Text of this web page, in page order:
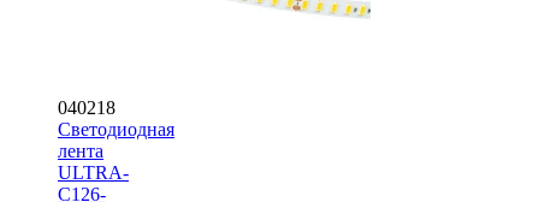
040218
Светодиодная
лента
ULTRA-
C126-